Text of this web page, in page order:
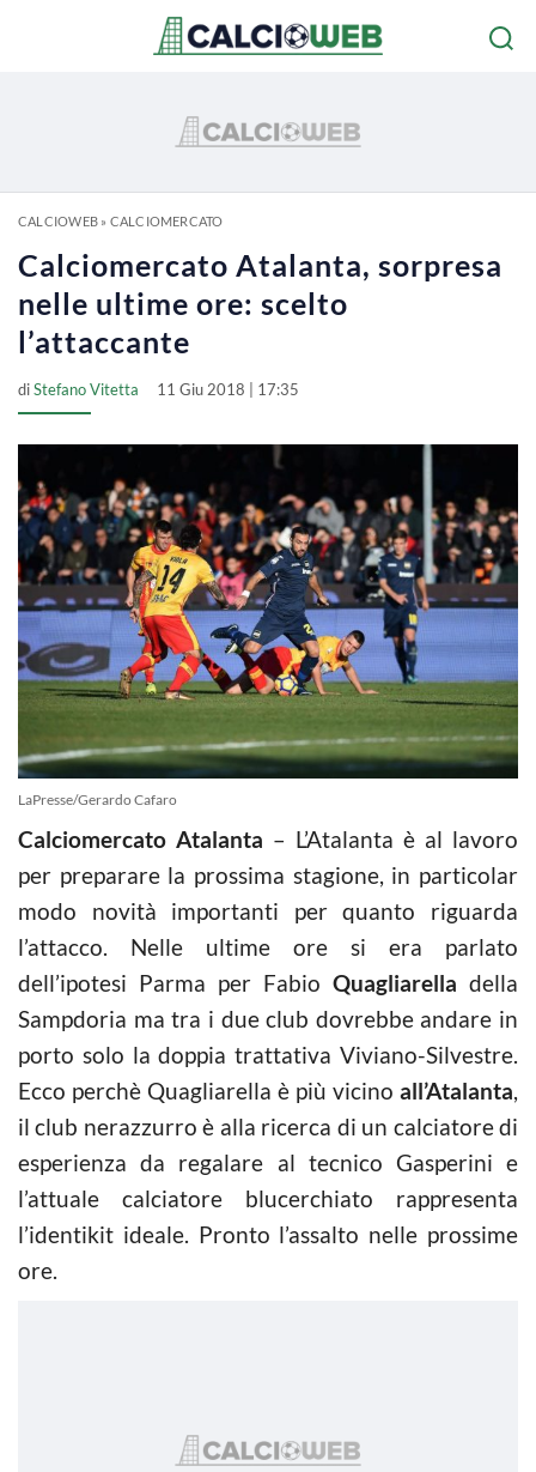
CALCIOWEB» CALCIOMERCATO
Calciomercato Atalanta, sorpresa
nelle ultime ore: scelto
l’attaccante
diStefano Vitetta 11 Giu 2018 | 17:35
LaPresse/Gerardo Cafaro
Calciomercato Atalanta – L’Atalanta è al lavoro
per preparare la prossima stagione, in particolar
modo novità importanti per quanto riguarda
l’attacco. Nelle ultime ore si era parlato
dell’ipotesi Parma per Fabio Quagliarella della
Sampdoria ma tra i due club dovrebbe andare in
porto solo la doppia trattativa Viviano-Silvestre.
Ecco perchè Quagliarella è più vicino all’Atalanta,
il club nerazzurro è alla ricerca di un calciatore di
esperienza da regalare al tecnico Gasperini e
l’attuale calciatore blucerchiato rappresenta
l’identikit ideale. Pronto l’assalto nelle prossime
ore.